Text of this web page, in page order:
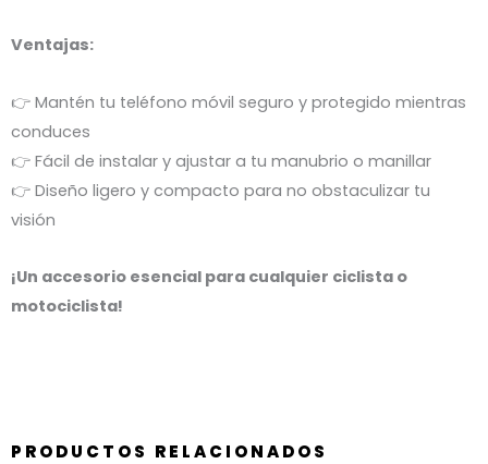
Ventajas:
👉 Mantén tu teléfono móvil seguro y protegido mientras
conduces
👉 Fácil de instalar y ajustar a tu manubrio o manillar
👉 Diseño ligero y compacto para no obstaculizar tu
visión
¡Un accesorio esencial para cualquier ciclista o
motociclista!
PRODUCTOS RELACIONADOS